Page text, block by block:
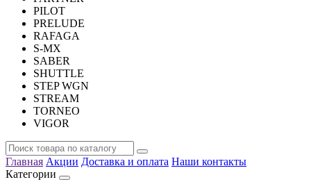
PILOT
PRELUDE
RAFAGA
S-MX
SABER
SHUTTLE
STEP WGN
STREAM
TORNEO
VIGOR
Главная Акции Доставка и оплата Наши контакты
Категории